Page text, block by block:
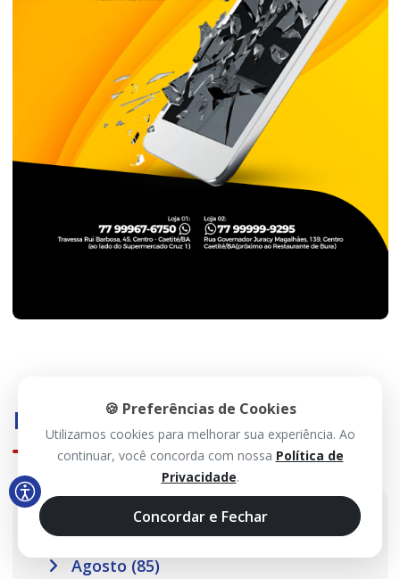
Histórico
2026
Agosto (85)
🍪 Preferências de Cookies
Utilizamos cookies para melhorar sua experiência. Ao
continuar, você concorda com nossa Política de
Privacidade.
Concordar e Fechar